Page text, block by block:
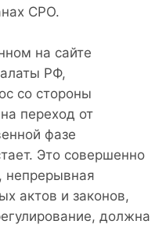
СРО.
на сайте
РФ,
со стороны
переход от
фазе
Это совершенно
непрерывная
актов и законов,
должна